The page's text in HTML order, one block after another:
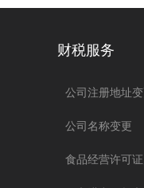
财税服务
公司注册地址变
公司名称变更
食品经营许可